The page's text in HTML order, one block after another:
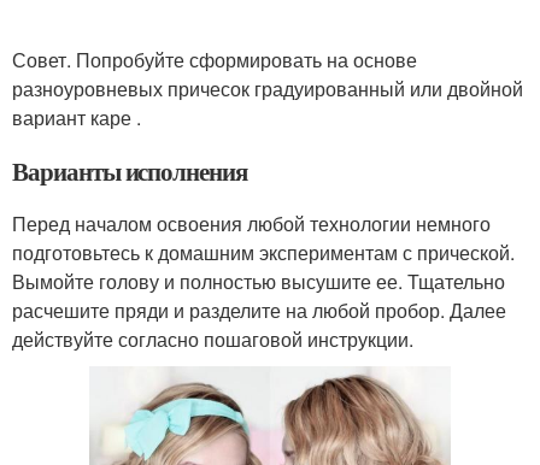
Совет. Попробуйте сформировать на основе
разноуровневых причесок градуированный или двойной
вариант каре .
Варианты исполнения
Перед началом освоения любой технологии немного
подготовьтесь к домашним экспериментам с прической.
Вымойте голову и полностью высушите ее. Тщательно
расчешите пряди и разделите на любой пробор. Далее
действуйте согласно пошаговой инструкции.